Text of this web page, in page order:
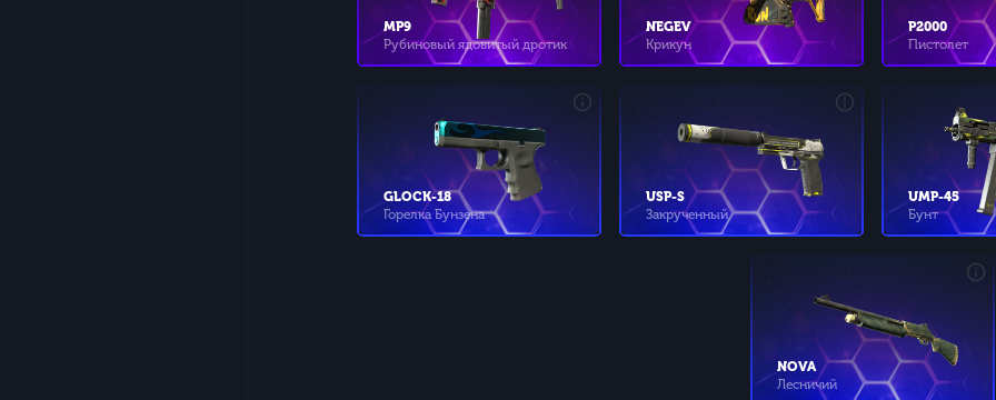
MP9
Рубиновый ядовитый дротик
NEGEV
Крикун
P2000
Пистолет
GLOCK-18
Горелка Бунзена
USP-S
Закрученный
UMP-45
Бунт
NOVA
Лесничий